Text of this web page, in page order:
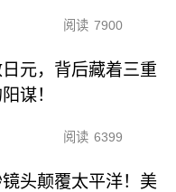
阅读 7900
元，背后藏着三重
谋！
阅读 6399
头颠覆太平洋！美